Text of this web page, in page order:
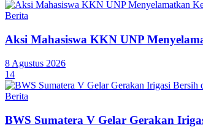
Berita
Aksi Mahasiswa KKN UNP
8 Agustus 2026
14
Berita
BWS Sumatera V Gelar Gerakan